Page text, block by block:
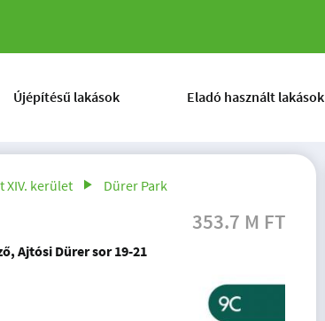
Újépítésű lakások Eladó használt lakások
XIV. kerület Dürer Park
Ajtósi Dürer sor 19-21
353.7 M FT